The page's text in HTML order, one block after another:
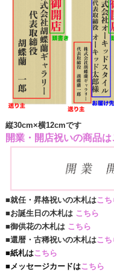
縦30cm×横12cmです
開業・開店祝いの商品は
■就任・昇格祝いの木札はこち
■お誕生日の木札はこちら
■御供花の木札はこちら
■還暦・古稀祝いの木札はこち
■紙札はこちら
■メッセージカードはこちら